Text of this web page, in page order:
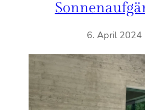
6. April 2024